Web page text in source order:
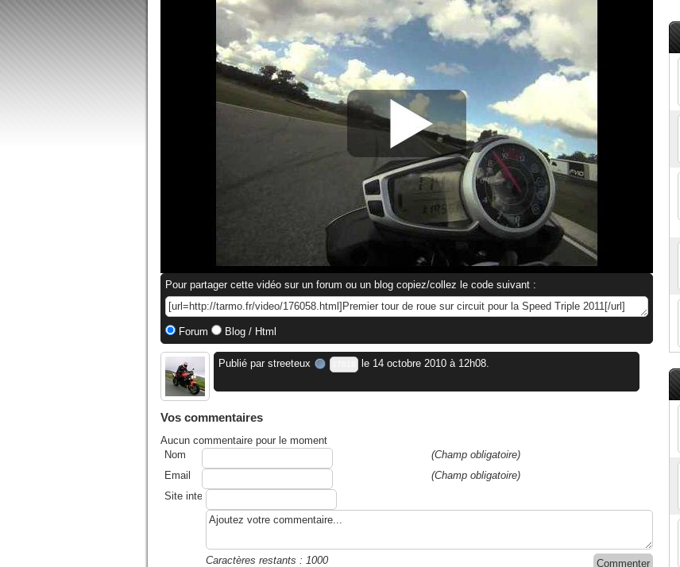
Pour partager cette vidéo sur un forum ou un blog copiez/collez le code suivant :
Forum Blog / Html
Publié par streeteux le 14 octobre 2010 à 12h08.
Vos commentaires
Aucun commentaire pour le moment
Nom
(Champ obligatoire)
Email
(Champ obligatoire)
Site internet ou blog
Caractères restants : 1000